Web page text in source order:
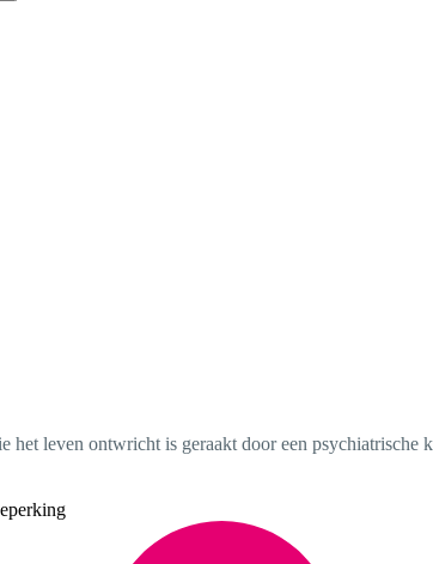
het leven ontwricht is geraakt door een